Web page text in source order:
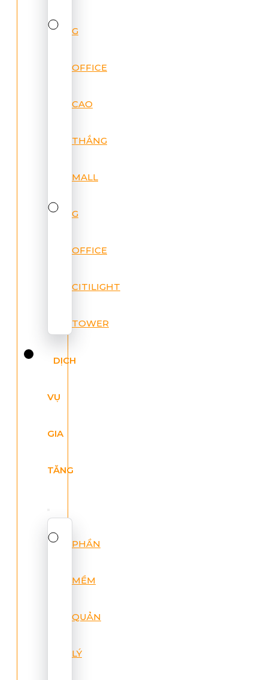
G
OFFICE
CAO
THẮNG
MALL
G
OFFICE
CITILIGHT
TOWER
DỊCH
VỤ
GIA
TĂNG
PHẦN
MỀM
QUẢN
LÝ